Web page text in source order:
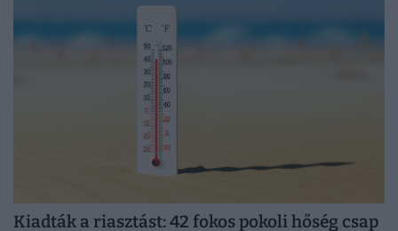
Kiadták a riasztást: 42 fokos pokoli hőség csap